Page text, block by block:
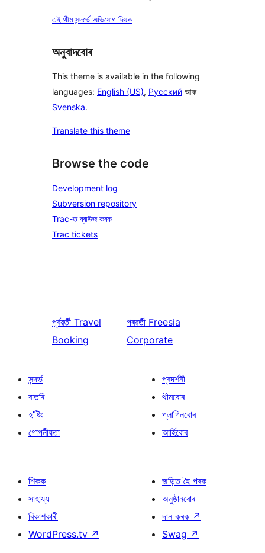
এই থীম সন্দৰ্ভে অভিযোগ দিয়ক
অনুবাদবোৰ
This theme is available in the following
languages: English (US), Русский আৰু
Svenska.
Translate this theme
Browse the code
Development log
Subversion repository
Trac-ত ব্ৰাউজ কৰক
Trac tickets
পূৰ্বৱৰ্তী Travel
Booking
পৰৱৰ্তী Freesia
Corporate
সন্দৰ্ভ
বাতৰি
হ’ষ্টিং
গোপনীয়তা
প্ৰদৰ্শনী
থীমবোৰ
প্লাগিনবোৰ
আৰ্হিবোৰ
শিকক
সাহায্য
বিকাশকাৰী
WordPress.tv ↗
জড়িত হৈ পৰক
অনুষ্ঠানবোৰ
দান কৰক ↗
Swag ↗